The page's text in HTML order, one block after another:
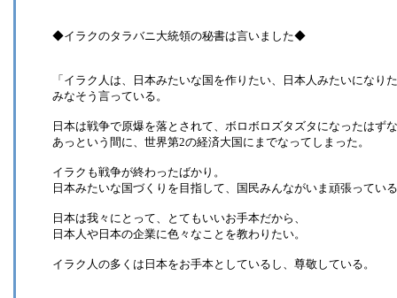
◆イラクのタラバニ大統領の秘書は言いました◆
「イラク人は、日本みたいな国を作りたい、日本人みたいになり
みなそう言っている。
日本は戦争で原爆を落とされて、ボロボロズタズタになったはず
あっという間に、世界第2の経済大国にまでなってしまった。
イラクも戦争が終わったばかり。
日本みたいな国づくりを目指して、国民みんながいま頑張ってい
日本は我々にとって、とてもいいお手本だから、
日本人や日本の企業に色々なことを教わりたい。
イラク人の多くは日本をお手本としているし、尊敬している。